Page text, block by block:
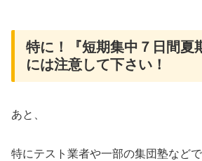
特に！『短期集中７日間夏
には注意して下さい！
あと、
特にテスト業者や一部の集団塾など